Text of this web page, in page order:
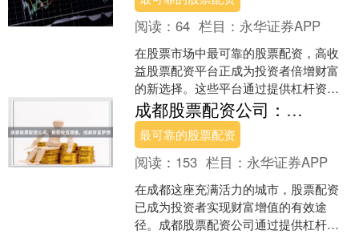
阅读：64 栏目： 永华证券APP
在股票市场中最可靠的股票配资，高收
益股票配资平台正成为投资者倍增财富
的新选择。这些平台通过提供杠杆资
金，让投资者能够放大投资收益。 **如
何选择高收益股票配资平....
成都股票配资公司：助您投资增值，成就财富梦想
最可靠的股票配资
阅读： 153 栏目： 永华证券APP
在成都这座充满活力的城市，股票配资
已成为投资者实现财富增值的有效途
径。成都股票配资公司通过提供杠杆资